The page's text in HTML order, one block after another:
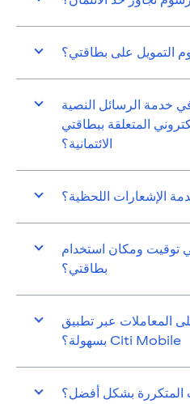
التمويل على بطاقتي؟
خدمة الرسائل النصية
المتعلقة ببطاقتي
الائتمانية؟
الإشعارات اللحظية؟
توقيت ومكان استخدام
بطاقتي؟
المعاملات عبر تطبيق
Citi Mobile بسهولة؟
المتكررة بشكل أفضل؟